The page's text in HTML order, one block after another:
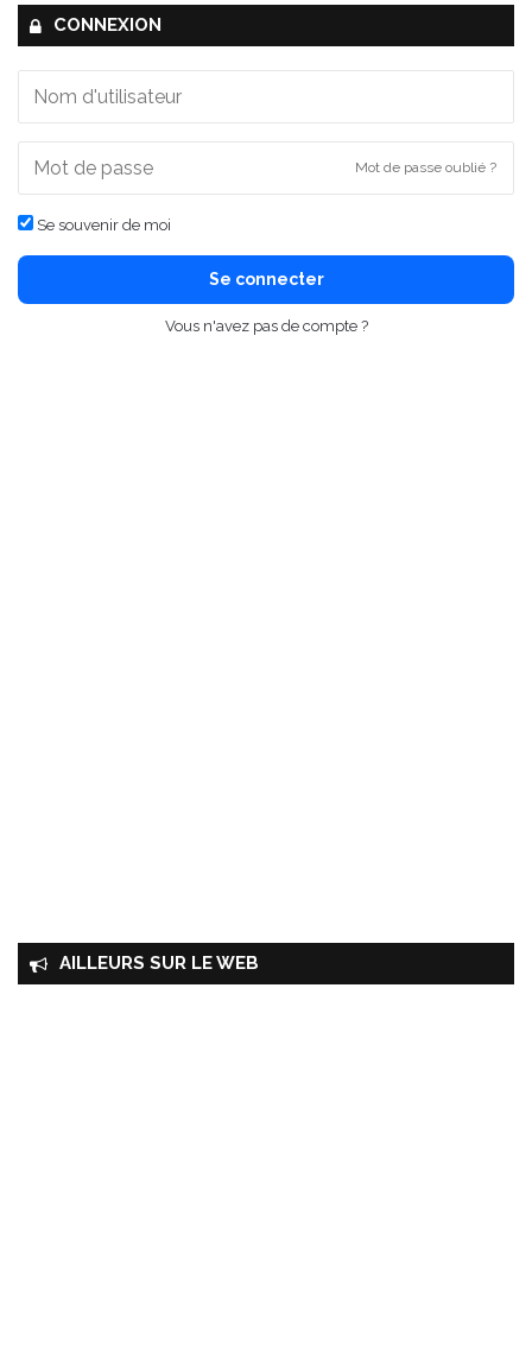
CONNEXION
Mot de passe oublié ?
Se souvenir de moi
Se connecter
Vous n'avez pas de compte ?
AILLEURS SUR LE WEB